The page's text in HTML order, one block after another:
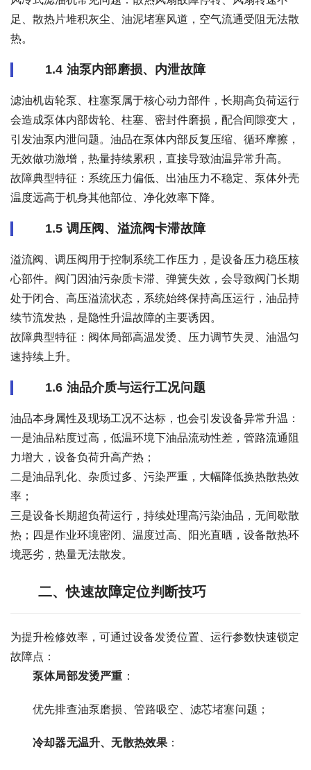
足、散热片堆积灰尘、油泥堵塞风道，空气流通受阻无法散
热。
1.4 油泵内部磨损、内泄故障
滤油机齿轮泵、柱塞泵属于核心动力部件，长期高负荷运行
会造成泵体内部齿轮、柱塞、密封件磨损，配合间隙变大，
引发油泵内泄问题。油品在泵体内部反复压缩、循环摩擦，
无效做功激增，热量持续累积，直接导致油温异常升高。
故障典型特征：系统压力偏低、出油压力不稳定、泵体外壳
温度远高于机身其他部位、净化效率下降。
1.5 调压阀、溢流阀卡滞故障
溢流阀、调压阀用于控制系统工作压力，是设备压力稳压核
心部件。阀门因油污杂质卡滞、弹簧失效，会导致阀门长期
处于闭合、高压溢流状态，系统始终保持高压运行，油品持
续节流发热，是隐性升温故障的主要诱因。
故障典型特征：阀体局部高温发烫、压力调节失灵、油温匀
速持续上升。
1.6 油品介质与运行工况问题
油品本身属性及现场工况不达标，也会引发设备异常升温：
一是油品粘度过高，低温环境下油品流动性差，管路流通阻
力增大，设备负荷升高产热；
二是油品乳化、杂质过多、污染严重，大幅降低换热散热效
率；
三是设备长期超负荷运行，持续处理高污染油品，无间歇散
热；四是作业环境密闭、温度过高、阳光直晒，设备散热环
境恶劣，热量无法散发。
二、快速故障定位判断技巧
为提升检修效率，可通过设备发烫位置、运行参数快速锁定
故障点：
泵体局部发烫严重 ：
优先排查油泵磨损、管路吸空、滤芯堵塞问题；
冷却器无温升、无散热效果 ：